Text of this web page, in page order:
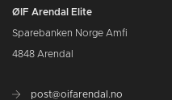
ØIF Arendal Elite
Sparebanken Norge Amfi
4848 Arendal
post@oifarendal.no